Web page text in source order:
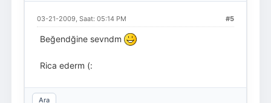
#5
03-21-2009, Saat: 05:14 PM
Beğendğine sevndm
Rica ederm (:
Ara